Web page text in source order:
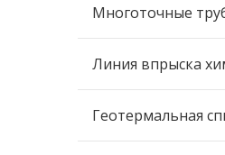
Многоточные
Линия впрыска